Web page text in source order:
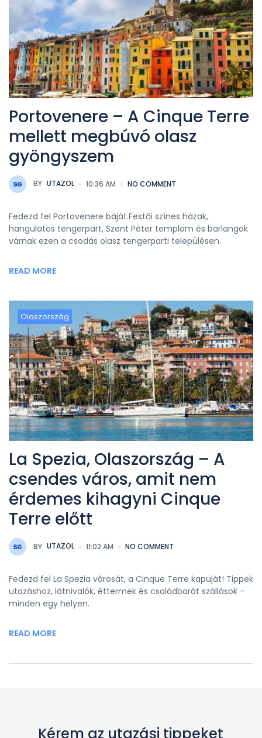
Portovenere – A Cinque Terre
mellett megbúvó olasz
gyöngyszem
BY UTAZOL 10:36 AM NO COMMENT
Fedezd fel Portovenere báját.Festői színes házak,
hangulatos tengerpart, Szent Péter templom és barlangok
várnak ezen a csodás olasz tengerparti településen.
READ MORE
Olaszország
La Spezia, Olaszország – A
csendes város, amit nem
érdemes kihagyni Cinque
Terre előtt
BY UTAZOL 11:02 AM NO COMMENT
Fedezd fel La Spezia városát, a Cinque Terre kapuját! Tippek
utazáshoz, látnivalók, éttermek és családbarát szállások –
minden egy helyen.
READ MORE
Kérem az utazási tippeket